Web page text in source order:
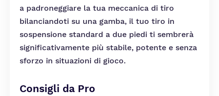
a padroneggiare la tua meccanica di tiro
bilanciandoti su una gamba, il tuo tiro in
sospensione standard a due piedi ti sembrerà
significativamente più stabile, potente e senza
sforzo in situazioni di gioco.
Consigli da Pro